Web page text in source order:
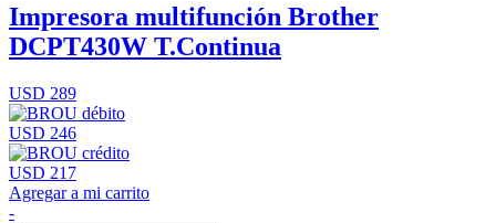
Impresora multifunción Brother
DCPT430W T.Continua
USD 289
USD 246
USD 217
Agregar a mi carrito
-